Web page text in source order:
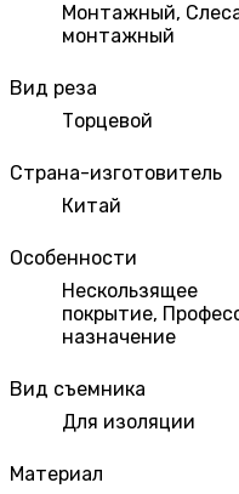
Монтажный,
монтажный
Вид реза
Торцевой
Страна-изготовитель
Китай
Особенности
Нескользящее
покрытие,
назначение
Вид съемника
Для изоляции
Материал